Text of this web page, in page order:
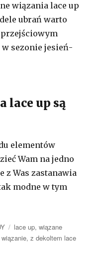
wiązania lace up
ubrań warto
sezonie jesień-
lace up są
elementów
Wam na jedno
z Was zastanawia
modne w tym
Tagi
lace up,wiązane
wiązanie,z dekoltem lace